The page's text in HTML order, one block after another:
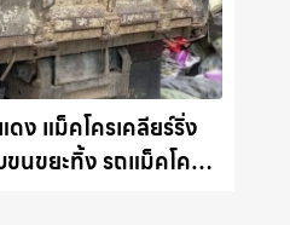
ง แม็คโครเคลียร์ริ่ง
นขยะทิ้ง รถแม็คโคร